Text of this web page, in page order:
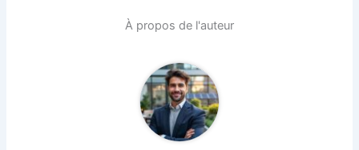
À propos de l'auteur